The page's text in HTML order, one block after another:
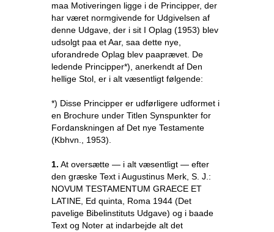
maa Motiveringen ligge i de Principper, der
har været normgivende for Udgivelsen af
denne Udgave, der i sit I Oplag (1953) blev
udsolgt paa et Aar, saa dette nye,
uforandrede Oplag blev paaprævet. De
ledende Principper*), anerkendt af Den
hellige Stol, er i alt væsentligt følgende:
*) Disse Principper er udførligere udformet i
en Brochure under Titlen Synspunkter for
Fordanskningen af Det nye Testamente
(Kbhvn., 1953).
1. At oversætte — i alt væsentligt — efter
den græske Text i Augustinus Merk, S. J.:
NOVUM TESTAMENTUM GRAECE ET
LATINE, Ed quinta, Roma 1944 (Det
pavelige Bibelinstituts Udgave) og i baade
Text og Noter at indarbejde alt det